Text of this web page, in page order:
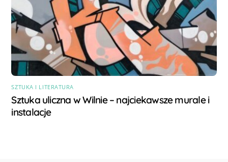
SZTUKA I LITERATURA
Sztuka uliczna w Wilnie – najciekawsze murale i
instalacje